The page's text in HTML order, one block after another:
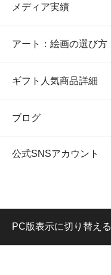
メディア実績
アート：絵画の選び方
ギフト人気商品詳細
ブログ
公式SNSアカウント
PC版表示に切り替える